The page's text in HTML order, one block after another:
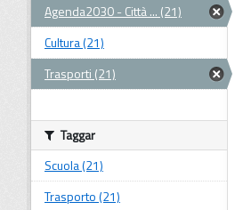
Agenda2030 - Città ... (21)
Cultura (21)
Trasporti (21)
Taggar
Scuola (21)
Trasporto (21)